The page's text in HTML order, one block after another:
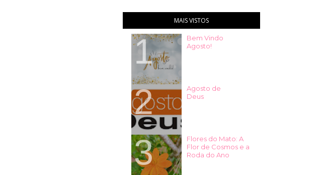
MAIS VISTOS
Bem Vindo
Agosto!
Agosto de
Deus
Flores do Mato: A
Flor de Cosmos e a
Roda do Ano